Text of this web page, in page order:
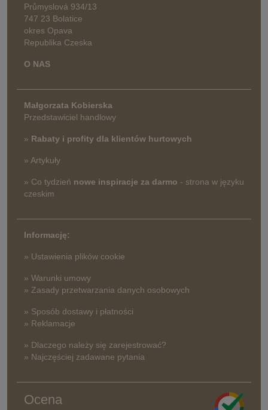
Průmyslová 934/13
747 23 Bolatice
okres Opava
Republika Czeska
O NAS
Małgorzata Kobierska
Przedstawiciel handlowy
» Rabaty i profity dla klientów hurtowych
» Artykuły
» Co tydzień nowe inspiracje za darmo - strona w języku
czeskim
Informację:
» Ustawienia plików cookie
» Warunki umowy
» Zasady przetwarzania danych osobowych
» Sposób dostawy i płatności
» Reklamacje
» Dlaczego należy się zarejestrować?
» Najczęściej zadawane pytania
Ocena